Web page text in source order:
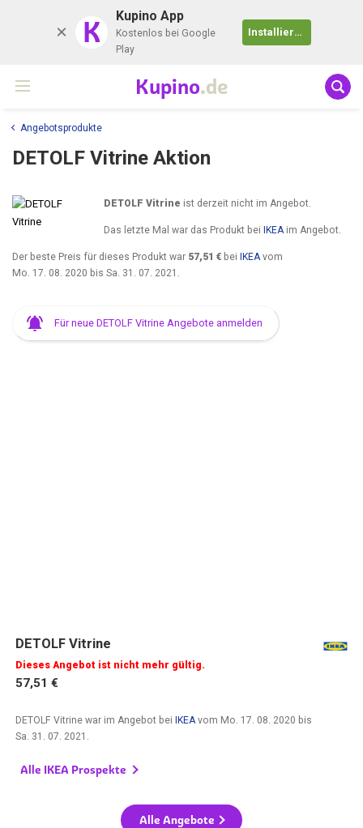
K Kupino App
Kostenlos bei Google
Play
Installieren
Kupino.de
Angebotsprodukte
DETOLF Vitrine Aktion
DETOLF Vitrine ist derzeit nicht im Angebot.
Das letzte Mal war das Produkt bei IKEAim Angebot.
Der beste Preis für dieses Produkt war 57,51 € bei IKEA vom
Mo. 17. 08. 2020 bis Sa. 31. 07. 2021
Für neue DETOLF Vitrine Angebote anmelden
DETOLF Vitrine
Dieses Angebot ist nicht mehr gültig.
57,51 €
DETOLF Vitrine war im Angebot beiIKEA vom Mo. 17. 08. 2020 bis
Sa. 31. 07. 2021
Alle IKEA Prospekte
Alle Angebote